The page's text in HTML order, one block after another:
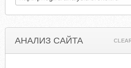
АНАЛИЗ САЙТА